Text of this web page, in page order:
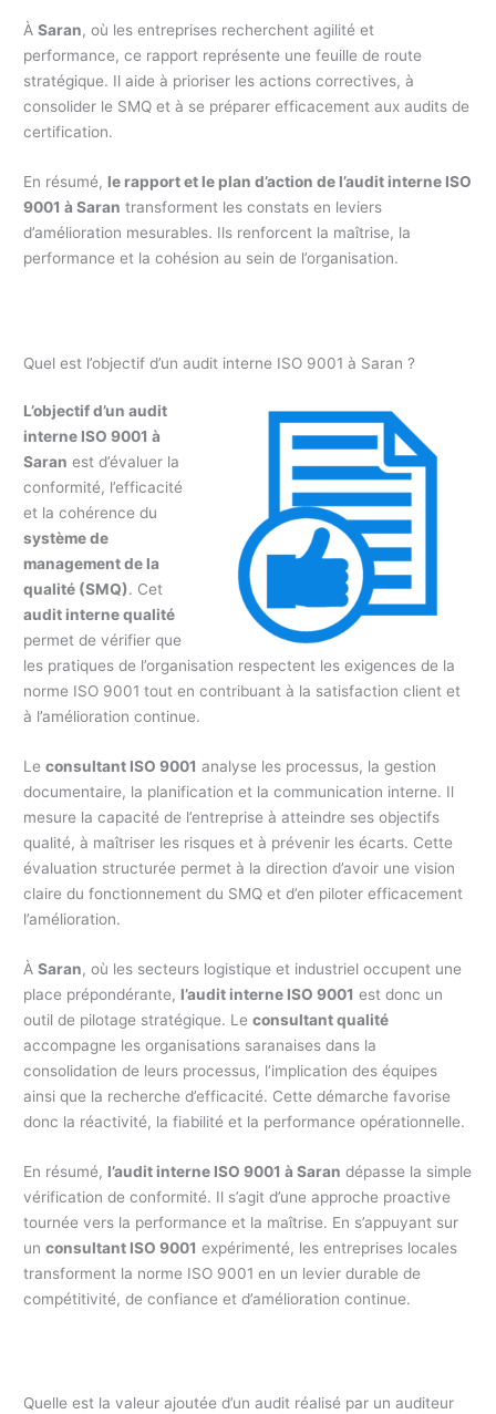
ÀSaran, où les entreprises recherchent agilité et
performance, ce rapport représente une feuille de route
stratégique. Il aide à prioriser les actions correctives, à
consolider le SMQ et à se préparer efficacement aux audits de
certification.
En résumé, le rapport et le plan d’action de l’audit interne ISO
9001 à Saran transforment les constats en leviers
d’amélioration mesurables. Ils renforcent la maîtrise, la
performance et la cohésion au sein de l’organisation.
Quel est l’objectif d’un audit interne ISO 9001 à Saran ?
L’objectif d’un audit
interne ISO 9001 à
Saran est d’évaluer la
conformité, l’efficacité
et la cohérence du
système de
management de la
qualité (SMQ). Cet
audit interne qualité
permet de vérifier que
les pratiques de l’organisation respectent les exigences de la
norme ISO 9001 tout en contribuant à la satisfaction client et
à l’amélioration continue.
Leconsultant ISO 9001 analyse les processus, la gestion
documentaire, la planification et la communication interne. Il
mesure la capacité de l’entreprise à atteindre ses objectifs
qualité, à maîtriser les risques et à prévenir les écarts. Cette
évaluation structurée permet à la direction d’avoir une vision
claire du fonctionnement du SMQ et d’en piloter efficacement
l’amélioration.
ÀSaran, où les secteurs logistique et industriel occupent une
place prépondérante, l’audit interne ISO 9001 est donc un
outil de pilotage stratégique. Leconsultant qualité
accompagne les organisations saranaises dans la
consolidation de leurs processus, l’implication des équipes
ainsi que la recherche d’efficacité. Cette démarche favorise
donc la réactivité, la fiabilité et la performance opérationnelle.
En résumé, l’audit interne ISO 9001 à Saran dépasse la simple
vérification de conformité. Il s’agit d’une approche proactive
tournée vers la performance et la maîtrise. En s’appuyant sur
unconsultant ISO 9001 expérimenté, les entreprises locales
transforment la norme ISO 9001 en un levier durable de
compétitivité, de confiance et d’amélioration continue.
Quelle est la valeur ajoutée d’un audit réalisé par un auditeur